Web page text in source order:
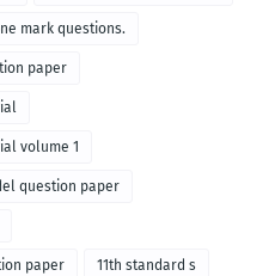
mark questions.
paper
volume 1
question paper
paper 11th standard s